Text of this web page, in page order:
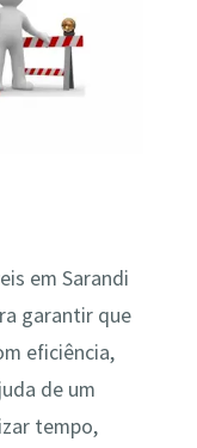
em Sarandi
garantir que
eficiência,
de um
tempo,